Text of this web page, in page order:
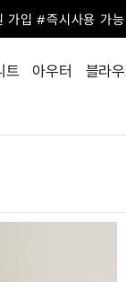
가입 #즉시사용 가
트 아우터 블라